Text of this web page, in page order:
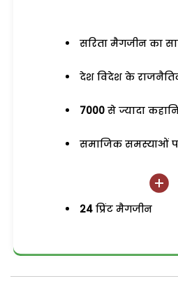
सरिता मैगजीन का
देश विदेश के
7000 से ज्यादा
समाजिक समस्याओं
24 प्रिंट मैगजीन